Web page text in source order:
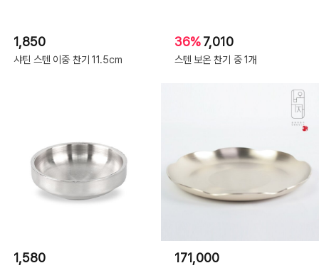
1,850
샤틴 스텐 이중 찬기 11.5cm
36%7,010
스텐 보온 찬기 중 1개
1,580 171,000